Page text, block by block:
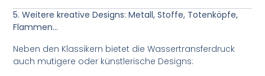
5. Weitere kreative Designs: Metall, Stoffe, Totenköpfe,
Flammen…
Neben den Klassikern bietet die Wassertransferdruck
auch mutigere oder künstlerische Designs: